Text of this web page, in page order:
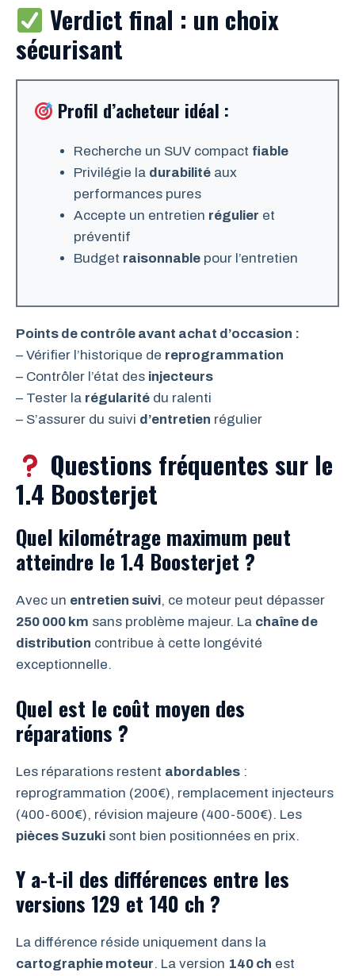
Verdict final : un choix
sécurisant
Profil d’acheteur idéal :
Recherche un SUV compact fiable
Privilégie la durabilité aux
performances pures
Accepte un entretien régulier et
préventif
Budget raisonnable pour l’entretien
Points de contrôle avant achat d’occasion :
– Vérifier l’historique de reprogrammation
– Contrôler l’état des injecteurs
– Tester la régularité du ralenti
– S’assurer du suivi d’entretien régulier
Questions fréquentes sur le
1.4 Boosterjet
Quel kilométrage maximum peut
atteindre le 1.4 Boosterjet ?
Avec un entretien suivi, ce moteur peut dépasser
250 000 km sans problème majeur. La chaîne de
distribution contribue à cette longévité
exceptionnelle.
Quel est le coût moyen des
réparations ?
Les réparations restent abordables :
reprogrammation (200€), remplacement injecteurs
(400-600€), révision majeure (400-500€). Les
pièces Suzuki sont bien positionnées en prix.
Y a-t-il des différences entre les
versions 129 et 140 ch ?
La différence réside uniquement dans la
cartographie moteur. La version 140 ch est